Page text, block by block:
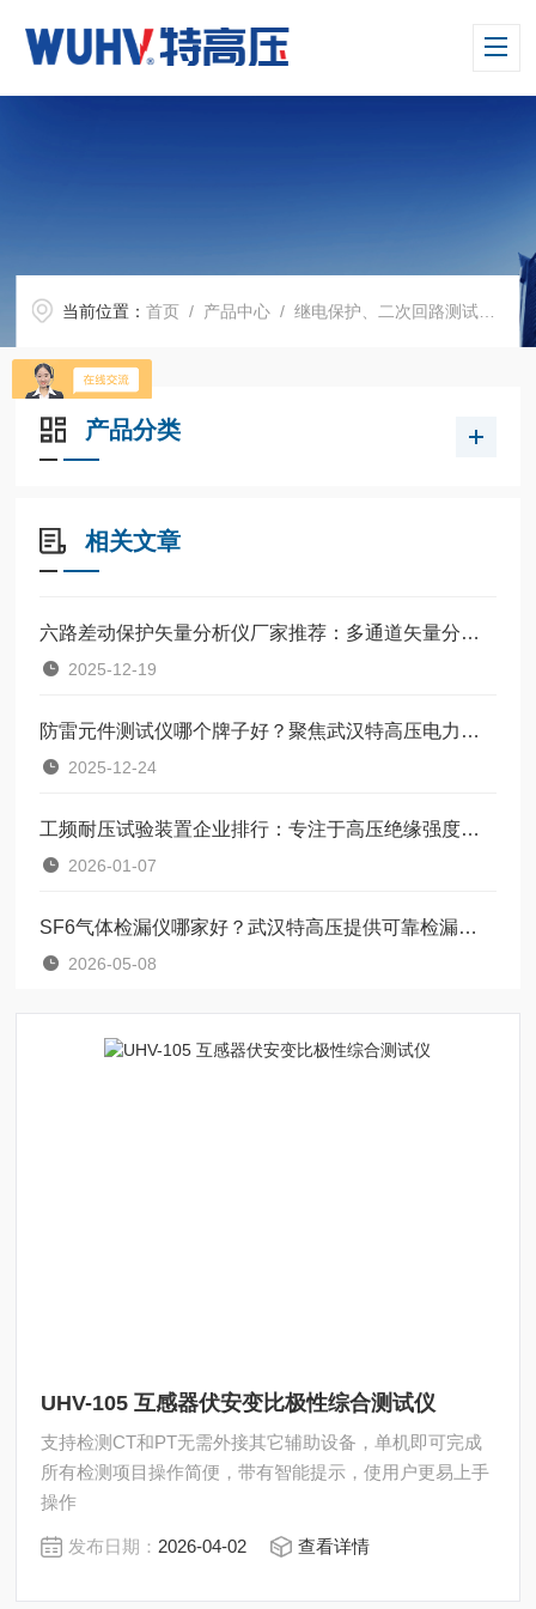
当前位置：首页 / 产品中心 /继电保护、二次回路测试仪器 /
产品分类
相关文章
六路差动保护矢量分析仪厂家推荐：多通道矢量分析技术评估
2025-12-19
防雷元件测试仪哪个牌子好？聚焦武汉特高压电力科技的产品体验
2025-12-24
工频耐压试验装置企业排行：专注于高压绝缘强度验证的可靠实践
2026-01-07
SF6气体检漏仪哪家好？武汉特高压提供可靠检漏方案
2026-05-08
UHV-105 互感器伏安变比极性综合测试仪
支持检测CT和PT无需外接其它辅助设备，单机即可完成
所有检测项目操作简便，带有智能提示，使用户更易上手
操作
发布日期： 2026-04-02 查看详情